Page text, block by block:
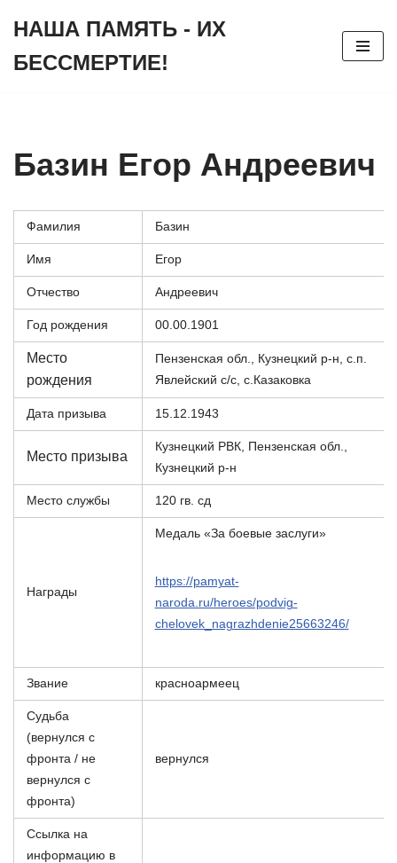
к
НАША ПАМЯТЬ - ИХ
БЕССМЕРТИЕ!
Базин Егор Андреевич
Фамилия Базин
Имя Егор
Отчество Андреевич
Год рождения 00.00.1901
Место
рождения
Пензенская обл., Кузнецкий р-н, с.п.
Явлейский с/с, с.Казаковка
Дата призыва 15.12.1943
Место призыва
Кузнецкий РВК, Пензенская обл.,
Кузнецкий р-н
Место службы 120 гв. сд
Награды
Медаль «За боевые заслуги»
https://pamyat-
naroda.ru/heroes/podvig-
chelovek_nagrazhdenie25663246/
Звание красноармеец
Судьба
(вернулся с
фронта / не
вернулся с
фронта)
вернулся
Ссылка на
информацию в